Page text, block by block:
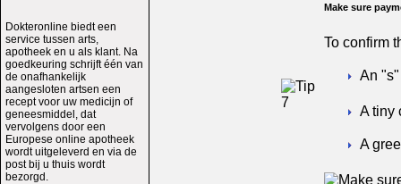
Dokteronline biedt een
service tussen arts,
apotheek en u als klant. Na
goedkeuring schrijft één van
de onafhankelijk
aangesloten artsen een
recept voor uw medicijn of
geneesmiddel, dat
vervolgens door een
Europese online apotheek
wordt uitgeleverd en via de
post bij u thuis wordt
bezorgd.
Make sure
To confirm
An "s"
A tiny
A